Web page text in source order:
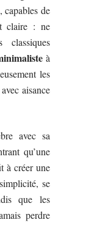
capables de
claire : ne
à
les
aisance
avec sa
qu’une
à créer une
se
que les
perdre